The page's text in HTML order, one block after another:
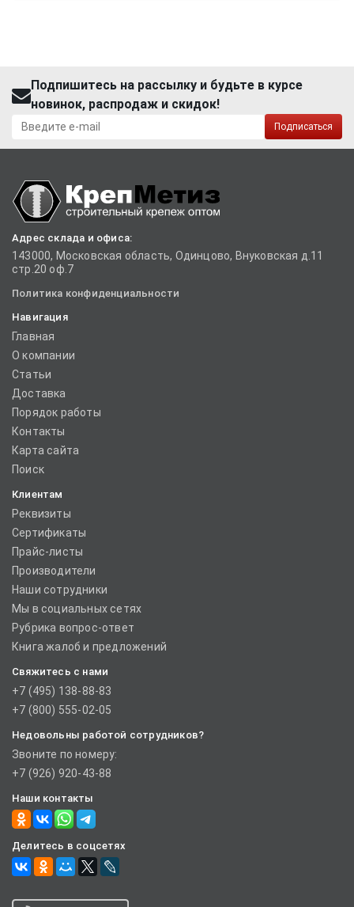
Подпишитесь на рассылку и будьте в курсе
новинок, распродаж и скидок!
Подписаться
Адрес склада и офиса:
143000, Московская область, Одинцово, Внуковская д.11
стр.20 оф.7
Политика конфиденциальности
Навигация
Главная
О компании
Статьи
Доставка
Порядок работы
Контакты
Карта сайта
Поиск
Клиентам
Реквизиты
Сертификаты
Прайс-листы
Производители
Наши сотрудники
Мы в социальных сетях
Рубрика вопрос-ответ
Книга жалоб и предложений
Свяжитесь с нами
+7 (495) 138-88-83
+7 (800) 555-02-05
Недовольны работой сотрудников?
Звоните по номеру:
+7 (926) 920-43-88
Наши контакты
Делитесь в соцсетях